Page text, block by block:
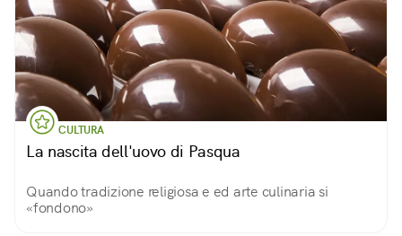
CULTURA
La nascita dell'uovo di Pasqua
Quando tradizione religiosa e ed arte culinaria si
«fondono»